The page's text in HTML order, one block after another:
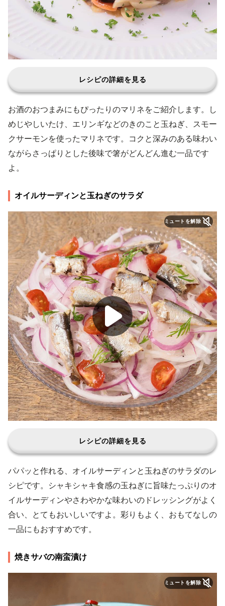
レシピの詳細を見る
お酒のおつまみにもぴったりのマリネをご紹介します。し
めじやしいたけ、エリンギなどのきのこと玉ねぎ、スモー
クサーモンを使ったマリネです。コクと深みのある味わい
ながらさっぱりとした後味で箸がどんどん進む一品です
よ。
オイルサーディンと玉ねぎのサラダ
ミュートを解除
レシピの詳細を見る
パパッと作れる、オイルサーディンと玉ねぎのサラダのレ
シピです。シャキシャキ食感の玉ねぎに旨味たっぷりのオ
イルサーディンやさわやかな味わいのドレッシングがよく
合い、とてもおいしいですよ。彩りもよく、おもてなしの
一品にもおすすめです。
焼きサバの南蛮漬け
ミュートを解除